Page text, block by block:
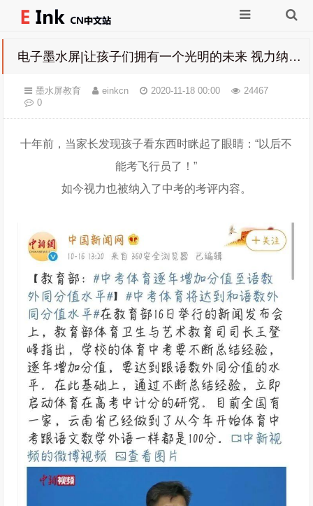
电子墨水屏|让孩子们拥有一个光明的未来 视力纳入中考考评内容
墨水屏教育 einkcn 2020-11-18 00:00
24467
0
十年前，当家长发现孩子看东西时眯起了眼睛：“以后不
能考飞行员了！”
如今视力也被纳入了中考的考评内容。